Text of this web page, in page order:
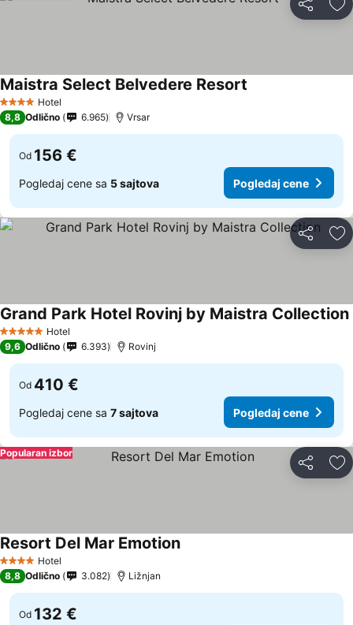
Deli
4 ZvezdiceHotel
Maistra Select Belvedere Resort
8,8 Odlično 6.965 Vrsar
Od 156 €
Pogledaj cene sa 5 sajtova Pogledaj cene
Deli
5 ZvezdiceHotel
Grand Park Hotel Rovinj by Maistra Collection
9,6 Odlično 6.393 Rovinj
Od 410 €
Pogledaj cene sa 7 sajtova Pogledaj cene
Deli
Popularan izbor
4 ZvezdiceHotel
Resort Del Mar Emotion
8,8 Odlično 3.082 Ližnjan
Od 132 €